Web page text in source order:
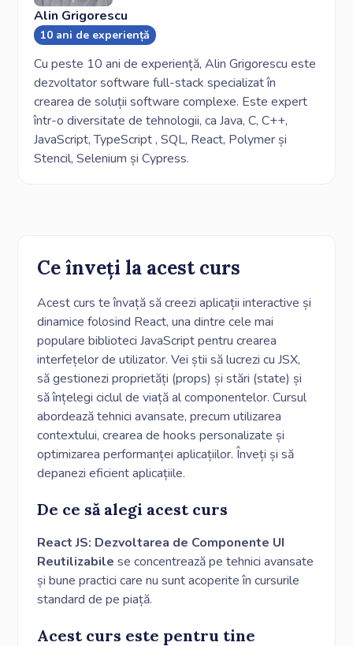
Alin Grigorescu
10 ani de experiență
Cu peste 10 ani de experiență, Alin Grigorescu este
dezvoltator software full-stack specializat în
crearea de soluții software complexe. Este expert
într-o diversitate de tehnologii, ca Java, C, C++,
JavaScript, TypeScript , SQL, React, Polymer și
Stencil, Selenium și Cypress.
Ce înveți la acest curs
Acest curs te învață să creezi aplicații interactive și
dinamice folosind React, una dintre cele mai
populare biblioteci JavaScript pentru crearea
interfețelor de utilizator. Vei știi să lucrezi cu JSX,
să gestionezi proprietăți (props) și stări (state) și
să înțelegi ciclul de viață al componentelor. Cursul
abordează tehnici avansate, precum utilizarea
contextului, crearea de hooks personalizate și
optimizarea performanței aplicațiilor. Înveți și să
depanezi eficient aplicațiile.
De ce să alegi acest curs
React JS: Dezvoltarea de Componente UI
Reutilizabilese concentrează pe tehnici avansate
și bune practici care nu sunt acoperite în cursurile
standard de pe piață.
Acest curs este pentru tine